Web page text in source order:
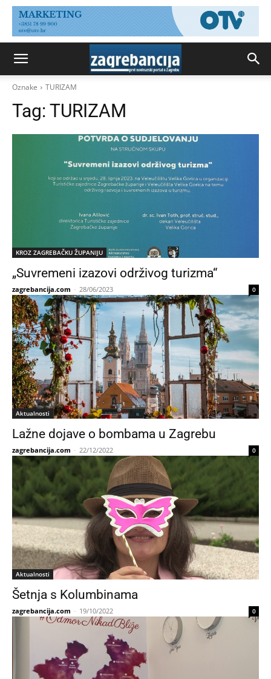
Oznake TURIZAM
Tag: TURIZAM
KROZ ZAGREBAČKU ŽUPANIJU
„Suvremeni izazovi održivog turizma“
zagrebancija.com - 28/06/2023 0
Aktualnosti
Lažne dojave o bombama u Zagrebu
zagrebancija.com - 22/12/2022 0
Aktualnosti
Šetnja s Kolumbinama
zagrebancija.com - 19/10/2022 0